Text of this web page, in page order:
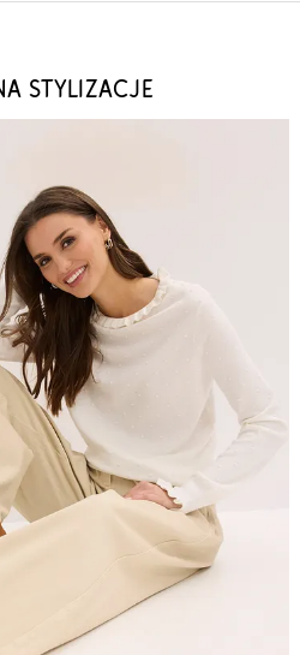
STYLIZACJE